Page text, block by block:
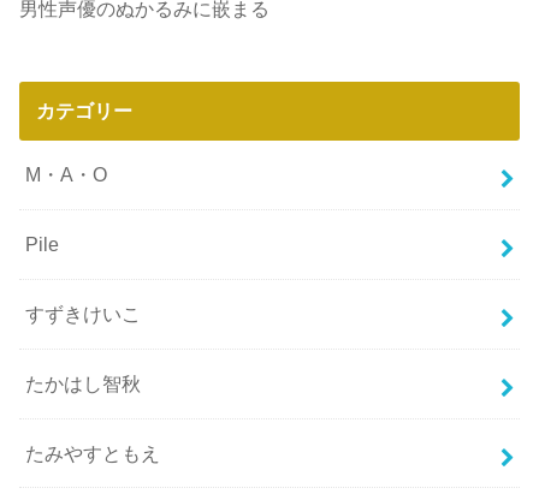
男性声優のぬかるみに嵌まる
カテゴリー
M・A・O
Pile
すずきけいこ
たかはし智秋
たみやすともえ